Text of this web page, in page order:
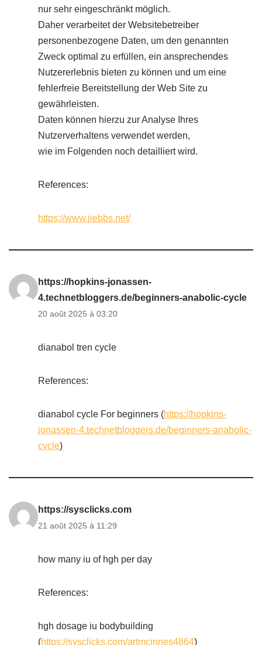
nur sehr eingeschränkt möglich.
Daher verarbeitet der Websitebetreiber
personenbezogene Daten, um den genannten
Zweck optimal zu erfüllen, ein ansprechendes
Nutzererlebnis bieten zu können und um eine
fehlerfreie Bereitstellung der Web Site zu
gewährleisten.
Daten können hierzu zur Analyse Ihres
Nutzerverhaltens verwendet werden,
wie im Folgenden noch detailliert wird.
References:
https://www.jiebbs.net/
https://hopkins-jonassen-
4.technetbloggers.de/beginners-anabolic-cycle
20 août 2025 à 03:20
dianabol tren cycle
References:
dianabol cycle For beginners (https://hopkins-
jonassen-4.technetbloggers.de/beginners-anabolic-
cycle)
https://sysclicks.com
21 août 2025 à 11:29
how many iu of hgh per day
References:
hgh dosage iu bodybuilding
(https://sysclicks.com/artmcinnes4864)